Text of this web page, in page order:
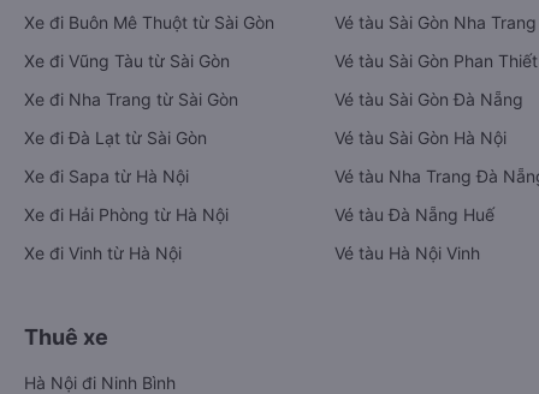
Xe đi Buôn Mê Thuột từ Sài Gòn
Xe đi Vũng Tàu từ Sài Gòn
Xe đi Nha Trang từ Sài Gòn
Xe đi Đà Lạt từ Sài Gòn
Xe đi Sapa từ Hà Nội
Xe đi Hải Phòng từ Hà Nội
Xe đi Vinh từ Hà Nội
Vé tàu Sài Gòn Nha Trang
Vé tàu Sài Gòn Phan Thiết
Vé tàu Sài Gòn Đà Nẵng
Vé tàu Sài Gòn Hà Nội
Vé tàu Nha Trang Đà
Vé tàu Đà Nẵng Huế
Vé tàu Hà Nội Vinh
Thuê xe
Hà Nội đi Ninh Bình